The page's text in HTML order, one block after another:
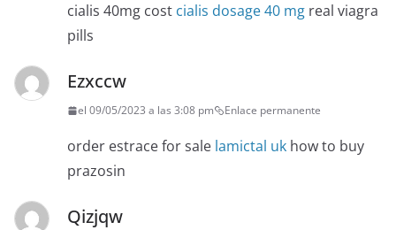
cialis 40mg cost cialis dosage 40 mg real viagra
pills
Ezxccw
el 09/05/2023 a las 3:08 pm Enlace permanente
order estrace for sale lamictal uk how to buy
prazosin
Qizjqw